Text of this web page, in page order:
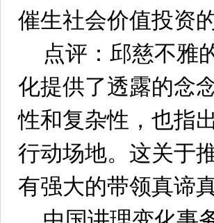
催生社会价值投资
点评：邱慈不雅
化提供了透露的念
性和复杂性，也指
行动场地。这关于
有强大的带领真谛真